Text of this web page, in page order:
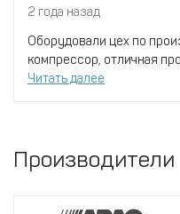
2 года назад
Оборудовали цех по
компрессор, отличная
Читать далее
Производители